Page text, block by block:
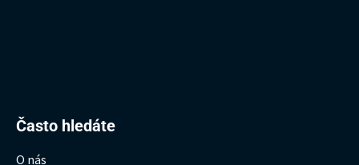
Často hledáte
O nás
Hledat: